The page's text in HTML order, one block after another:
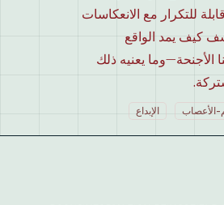
للتكرار مع الانعكاسات
كيف يمد الواقع
الأجنحة—وما يعنيه ذلك
الأعصاب الإبداع